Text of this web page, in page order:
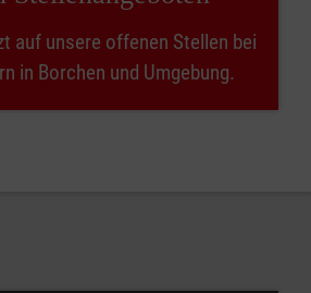
auf unsere offenen Stellen bei
in Borchen und Umgebung.